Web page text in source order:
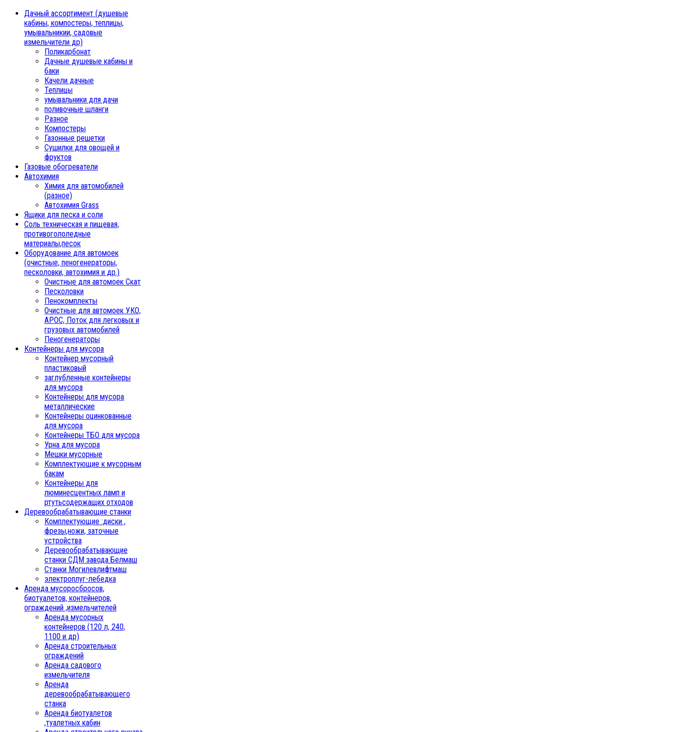
Дачный ассортимент (душевые
кабины, компостеры, теплицы,
умывальникии, садовые
измельчители др)
Поликарбонат
Дачные душевые кабины и
баки
Качели дачные
Теплицы
умывальники для дачи
поливочные шланги
Разное
Компостеры
Газонные решетки
Сушилки для овощей и
фруктов
Газовые обогреватели
Автохимия
Химия для автомобилей
(разное)
Автохимия Grass
Ящики для песка и соли
Соль техническая и пищевая,
противогололедные
материалы,песок
Oборудование для автомоек
(очистные, пеногенераторы,
песколовки, автохимия и др.)
Очистные для автомоек Скат
Песколовки
Пенокомплекты
Очистные для автомоек УКО,
АРОС, Поток для легковых и
грузовых автомобилей
Пеногенераторы
Контейнеры для мусора
Контейнер мусорный
пластиковый
заглубленные контейнеры
для мусора
Контейнеры для мусора
металлические
Контейнеры оцинкованные
для мусора
Контейнеры ТБО для мусора
Урна для мусора
Мешки мусорные
Комплектующие к мусорным
бакам
Контейнеры для
люминесцентных ламп и
ртутьсодержащих отходов
Деревообрабатывающие станки
Комплектующие :диски ,
фрезы,ножи, заточные
устройства
Деревообрабатывающие
станки СДМ завода Белмаш
Станки Могилевлифтмаш
электроплуг-лебедка
Аренда мусоросбросов,
биотуалетов, контейнеров,
ограждений ,измельчителей
Аренда мусорных
контейнеров (120 л, 240,
1100 и др)
Аренда строительных
ограждений
Аренда садового
измельчителя
Аренда
деревообрабатывающего
станка
Аренда биотуалетов
,туалетных кабин